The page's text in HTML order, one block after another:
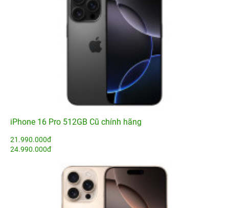
iPhone 16 Pro 512GB Cũ chính hãng
21.990.000đ
24.990.000đ